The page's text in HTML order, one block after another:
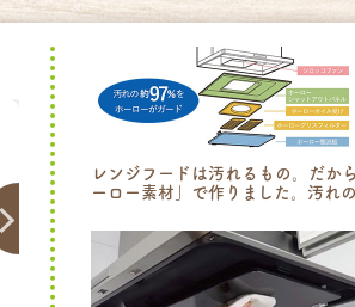
レンジフードは汚れるもの。だか
ーロー素材」で作りました。汚れ